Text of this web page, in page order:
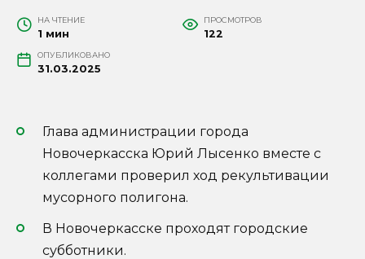
НА ЧТЕНИЕ
1 мин
ПРОСМОТРОВ
122
ОПУБЛИКОВАНО
31.03.2025
Глава администрации города
Новочеркасска Юрий Лысенко вместе с
коллегами проверил ход рекультивации
мусорного полигона.
В Новочеркасске проходят городские
субботники.